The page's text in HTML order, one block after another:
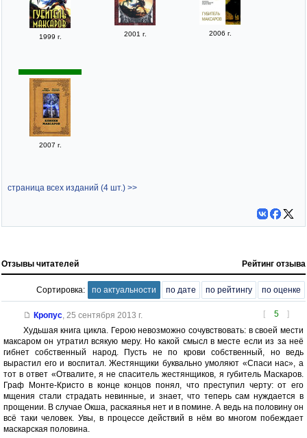
1999 г. 2001 г. 2006 г.
2007 г.
страница всех изданий (4 шт.) >>
Отзывы читателей Рейтинг отзыва
Сортировка: по актуальности по дате по рейтингу по оценке
[ 5 ]
Кропус, 25 сентября 2013 г.
Худьшая книга цикла. Герою невозможно сочувствовать: в своей мести
максаром он утратил всякую меру. Но какой смысл в месте если из за неё
гибнет собственный народ. Пусть не по крови собственный, но ведь
вырастил его и воспитал. Жестянщики буквально умоляют «Спаси нас», а
тот в ответ «Отвалите, я не спаситель жестянщиков, я губитель Маскаров.
Граф Монте-Кристо в конце концов понял, что преступил черту: от его
мщения стали страдать невинные, и знает, что теперь сам нуждается в
прощении. В случае Окша, раскаянья нет и в помине. А ведь на половину он
всё таки человек. Увы, в процессе действий в нём во многом побеждает
маскарская половина.